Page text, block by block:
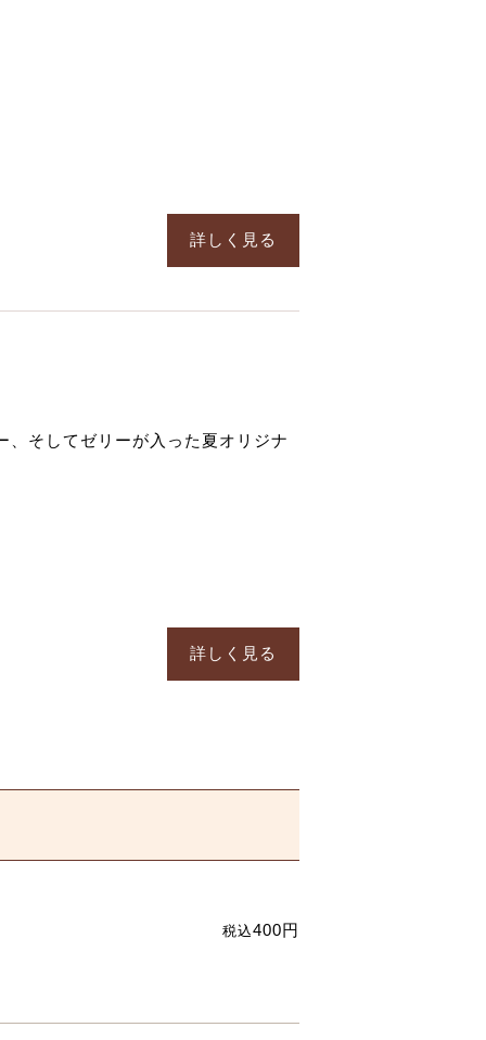
詳しく見る
、そしてゼリーが入った夏オリジナ
詳しく見る
税込400円